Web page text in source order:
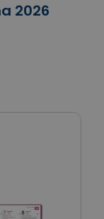
2026